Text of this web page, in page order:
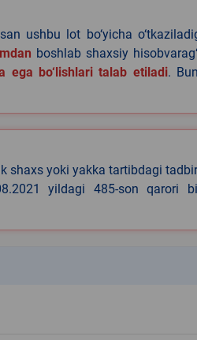
ushbu lot bo‘yicha
boshlab shaxsiy
ega bo‘lishlari talab etiladi.
shaxs yoki yakka tartibdagi
yildagi 485-son qarori